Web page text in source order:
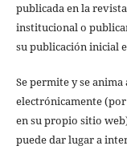
publicada en la
institucional o
su publicación inicial
Se permite y se
electrónicamente
en su propio sitio
puede dar lugar a